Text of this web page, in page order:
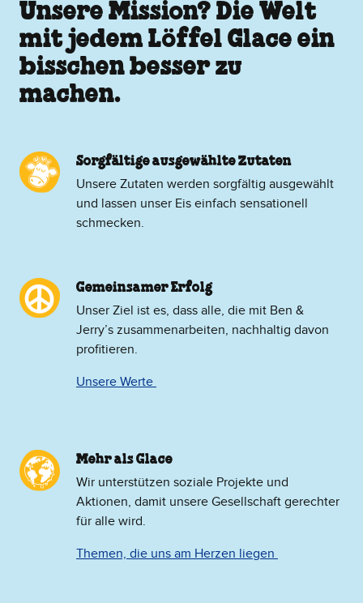
Unsere Mission? Die Welt
mit jedem Löffel Glace ein
bisschen besser zu
machen.
Sorgfältige ausgewählte Zutaten
Unsere Zutaten werden sorgfältig ausgewählt
und lassen unser Eis einfach sensationell
schmecken.
Gemeinsamer Erfolg
Unser Ziel ist es, dass alle, die mit Ben &
Jerry’s zusammenarbeiten, nachhaltig davon
profitieren.
Unsere Werte
Mehr als Glace
​Wir unterstützen soziale Projekte und
Aktionen, damit unsere Gesellschaft gerechter
für alle wird.
Themen, die uns am Herzen liegen